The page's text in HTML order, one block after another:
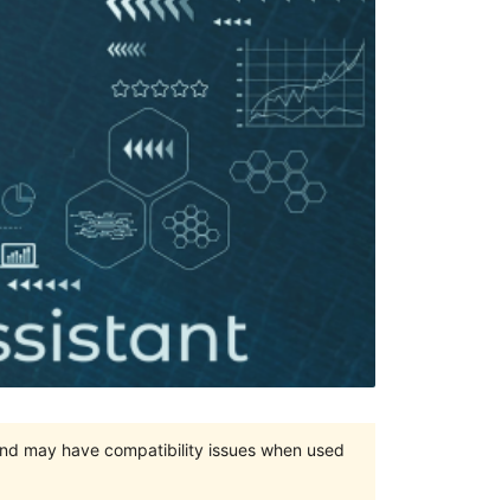
may have compatibility issues when used